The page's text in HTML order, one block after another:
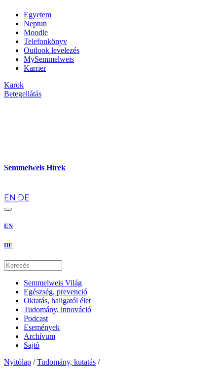
Egyetem
Neptun
Moodle
Telefonkönyv
Outlook levelezés
MySemmelweis
Karrier
Karok
Betegellátás
Semmelweis Hírek
EN DE
EN
DE
Semmelweis Világ
Egészség, prevenció
Oktatás, hallgatói élet
Tudomány, innováció
Podcast
Események
Archívum
Sajtó
Nyitólap / Tudomány, kutatás /